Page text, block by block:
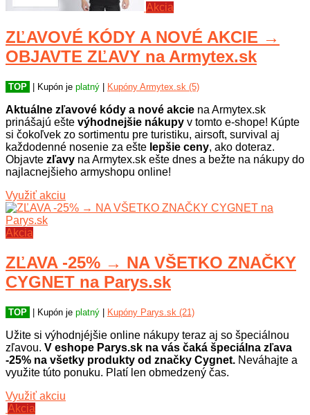
Akcia
ZĽAVOVÉ KÓDY A NOVÉ AKCIE →
OBJAVTE ZĽAVY na Armytex.sk
TOP | Kupón je platný | Kupóny Armytex.sk (5)
Aktuálne zľavové kódy a nové akcie na Armytex.sk
prinášajú ešte výhodnejšie nákupy v tomto e-shope! Kúpte
si čokoľvek zo sortimentu pre turistiku, airsoft, survival aj
každodenné nosenie za ešte lepšie ceny, ako doteraz.
Objavte zľavy na Armytex.sk ešte dnes a bežte na nákupy do
najlacnejšieho armyshopu online!
Využiť akciu
Akcia
ZĽAVA -25% → NA VŠETKO ZNAČKY
CYGNET na Parys.sk
TOP | Kupón je platný | Kupóny Parys.sk (21)
Užite si výhodnjéjšie online nákupy teraz aj so špeciálnou
zľavou. V eshope Parys.sk na vás čaká špeciálna zľava
-25% na všetky produkty od značky Cygnet. Neváhajte a
využite túto ponuku. Platí len obmedzený čas.
Využiť akciu
Akcia